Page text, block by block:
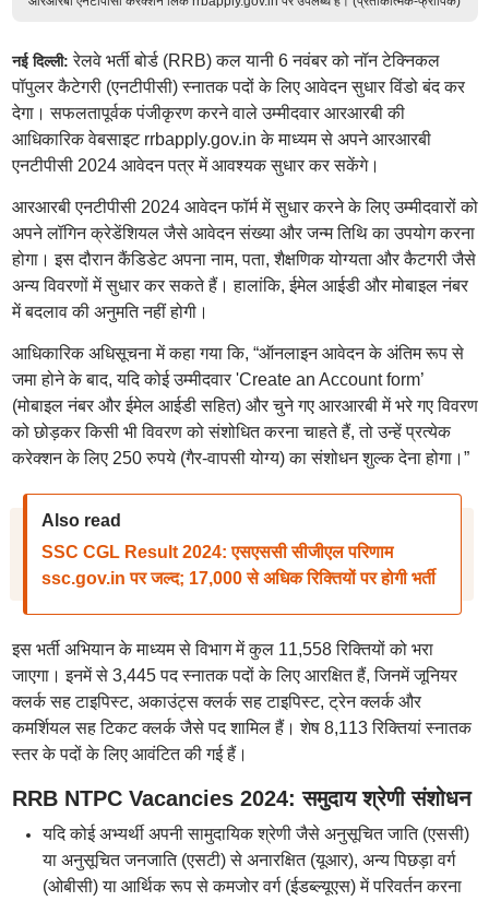
नई दिल्ली: रेलवे भर्ती बोर्ड (RRB) कल यानी 6 नवंबर को नॉन टेक्निकल
पॉपुलर कैटेगरी (एनटीपीसी) स्नातक पदों के लिए आवेदन सुधार विंडो बंद कर
देगा। सफलतापूर्वक पंजीकृरण करने वाले उम्मीदवार आरआरबी की
आधिकारिक वेबसाइट rrbapply.gov.in के माध्यम से अपने आरआरबी
एनटीपीसी 2024 आवेदन पत्र में आवश्यक सुधार कर सकेंगे।
आरआरबी एनटीपीसी 2024 आवेदन फॉर्म में सुधार करने के लिए उम्मीदवारों को
अपने लॉगिन क्रेडेंशियल जैसे आवेदन संख्या और जन्म तिथि का उपयोग करना
होगा। इस दौरान कैंडिडेट अपना नाम, पता, शैक्षणिक योग्यता और कैटगरी जैसे
अन्य विवरणों में सुधार कर सकते हैं। हालांकि, ईमेल आईडी और मोबाइल नंबर
में बदलाव की अनुमति नहीं होगी।
आधिकारिक अधिसूचना में कहा गया कि, “ऑनलाइन आवेदन के अंतिम रूप से
जमा होने के बाद, यदि कोई उम्मीदवार 'Create an Account form’
(मोबाइल नंबर और ईमेल आईडी सहित) और चुने गए आरआरबी में भरे गए विवरण
को छोड़कर किसी भी विवरण को संशोधित करना चाहते हैं, तो उन्हें प्रत्येक
करेक्शन के लिए 250 रुपये (गैर-वापसी योग्य) का संशोधन शुल्क देना होगा।”
Also read
SSC CGL Result 2024: एसएससी सीजीएल परिणाम
ssc.gov.in पर जल्द; 17,000 से अधिक रिक्तियों पर होगी भर्ती
इस भर्ती अभियान के माध्यम से विभाग में कुल 11,558 रिक्तियों को भरा
जाएगा। इनमें से 3,445 पद स्नातक पदों के लिए आरक्षित हैं, जिनमें जूनियर
क्लर्क सह टाइपिस्ट, अकाउंट्स क्लर्क सह टाइपिस्ट, ट्रेन क्लर्क और
कमर्शियल सह टिकट क्लर्क जैसे पद शामिल हैं। शेष 8,113 रिक्तियां स्नातक
स्तर के पदों के लिए आवंटित की गई हैं।
RRB NTPC Vacancies 2024: समुदाय श्रेणी संशोधन
यदि कोई अभ्यर्थी अपनी सामुदायिक श्रेणी जैसे अनुसूचित जाति (एससी)
या अनुसूचित जनजाति (एसटी) से अनारक्षित (यूआर), अन्य पिछड़ा वर्ग
(ओबीसी) या आर्थिक रूप से कमजोर वर्ग (ईडब्ल्यूएस) में परिवर्तन करना